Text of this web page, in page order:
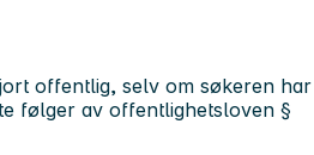
offentlig, selv om søkeren har
følger av offentlighetsloven §